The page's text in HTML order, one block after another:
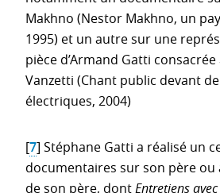
Makhno (Nestor Makhno, un
1995) et un autre sur une
pièce d’Armand Gatti consacrée
Vanzetti (Chant public devant
électriques, 2004)
[7] Stéphane Gatti a réalisé un
documentaires sur son père ou
de son père, dontEntretiens